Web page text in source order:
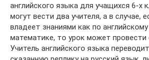
английского языка для учащихся 6-х
могут вести два учителя, а в случае,
владеет знаниями как по
математике, то урок может провести
Учитель английского языка